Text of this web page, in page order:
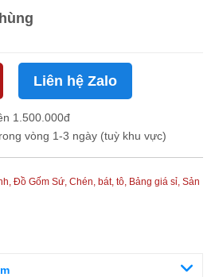
Liên hệ Zalo
1.500.000đ
vòng 1-3 ngày (tuỳ khu vực)
Đồ Gốm Sứ, Chén, bát, tô, Bảng giá sỉ, Sản